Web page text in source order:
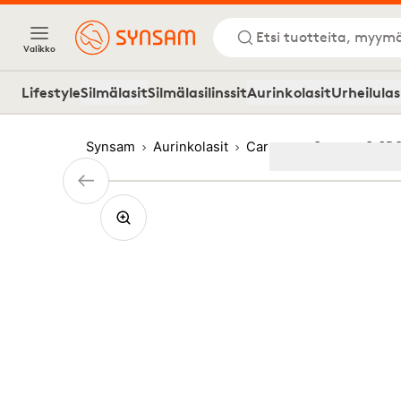
Valikko
Etsi tuotteita,
LifestyleSilmälasitSilmälasilinssitAurinkolasit
Synsam Aurinkolasit Carrera Carrera C